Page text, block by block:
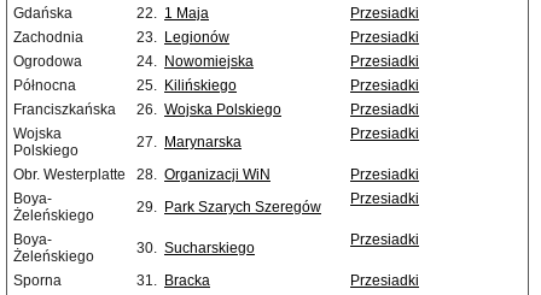
Gdańska
22. 1 Maja
Przesiadki
Zachodnia
23. Legionów
Przesiadki
Ogrodowa
24. Nowomiejska
Przesiadki
Północna
25. Kilińskiego
Przesiadki
Franciszkańska
26. Wojska Polskiego
Przesiadki
Wojska
Polskiego
27. Marynarska Przesiadki
Obr. Westerplatte 28. Organizacji WiN
Przesiadki
Boya-
Żeleńskiego
29. Park Szarych Szeregów Przesiadki
Boya-
Żeleńskiego
30. Sucharskiego Przesiadki
Sporna 31. Bracka
Przesiadki